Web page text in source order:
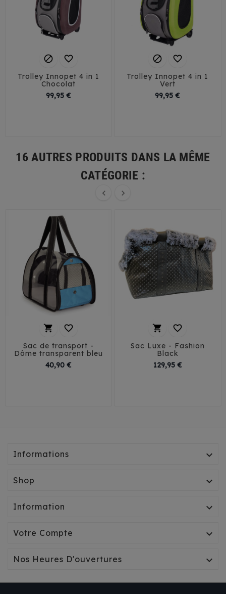
 
Trolley Innopet 4 in 1
Chocolat
99,95 €Prix
 
Trolley Innopet 4 in 1
Vert
99,95 €
16 AUTRES PRODUITS DANS LA MÊME
CATÉGORIE :
 
 
Sac de transport -
Dôme transparent bleu
40,90 €Prix
 
Sac Luxe - Fashion
Black
129,95 €Prix
Informations 
Shop 
Information 
Votre Compte 
Nos Heures D'ouvertures 